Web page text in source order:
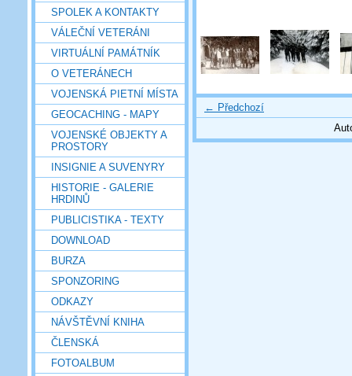
SPOLEK A KONTAKTY
VÁLEČNÍ VETERÁNI
VIRTUÁLNÍ PAMÁTNÍK
O VETERÁNECH
VOJENSKÁ PIETNÍ MÍSTA
GEOCACHING - MAPY
VOJENSKÉ OBJEKTY A
PROSTORY
INSIGNIE A SUVENYRY
HISTORIE - GALERIE
HRDINŮ
PUBLICISTIKA - TEXTY
DOWNLOAD
BURZA
SPONZORING
ODKAZY
NÁVŠTĚVNÍ KNIHA
ČLENSKÁ
FOTOALBUM
← Předchozí